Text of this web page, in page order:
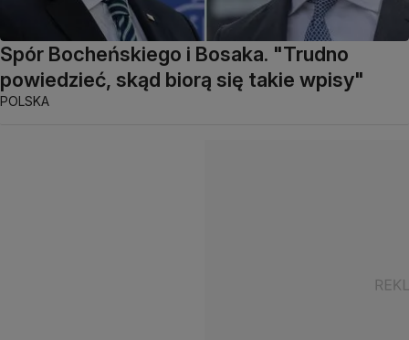
Spór Bocheńskiego i Bosaka. "Trudno
powiedzieć, skąd biorą się takie wpisy"
POLSKA